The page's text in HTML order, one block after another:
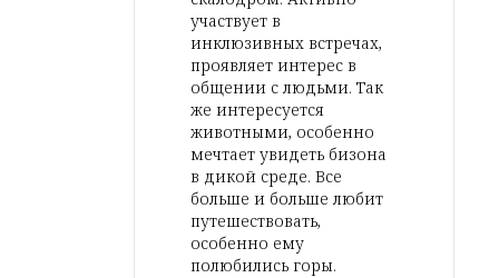
участвует в
инклюзивных встречах,
проявляет интерес в
общении с людьми. Так
же интересуется
животными, особенно
мечтает увидеть бизона
в дикой среде. Все
больше и больше любит
путешествовать,
особенно ему
полюбились горы.